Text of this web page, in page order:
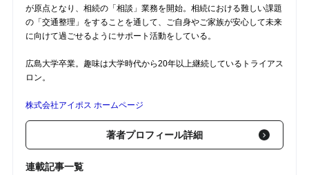
が原点となり、相続の「相談」業務を開始。相続における難しい課題
の「交通整理」をすることを通して、ご自身やご家族が安心して未来
に向けて過ごせるようにサポート活動をしている。
広島大学卒業。趣味は大学時代から20年以上継続しているトライアス
ロン。
株式会社アイポス ホームページ
著者プロフィール詳細
連載記事一覧